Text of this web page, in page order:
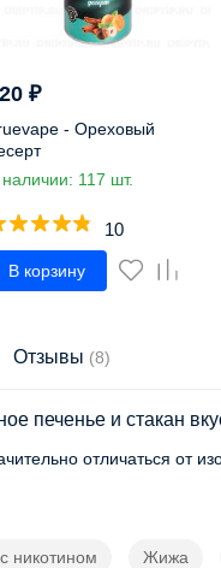
₽
- Ореховый
117 шт.
10
В корзину
Отзывы (8)
печенье и стакан
отличаться от
никотином Жижа